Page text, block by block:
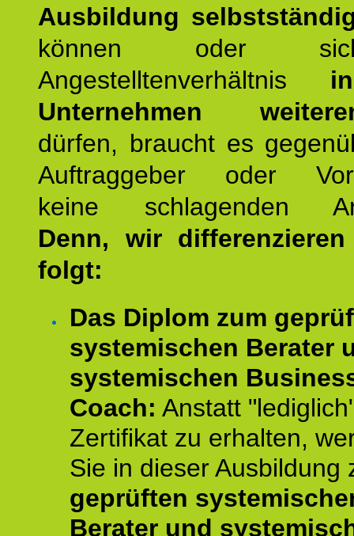
Ausbildung
können oder
Angestelltenverhältnis
Unternehmen
dürfen, braucht es
Auftraggeber oder
keine schlagenden
Denn, wir
folgt:
Das Diplom zum
systemischen Berater
systemischen
Coach: Anstatt
Zertifikat zu erhalten,
Sie in dieser Ausbildung
geprüften
Berater und